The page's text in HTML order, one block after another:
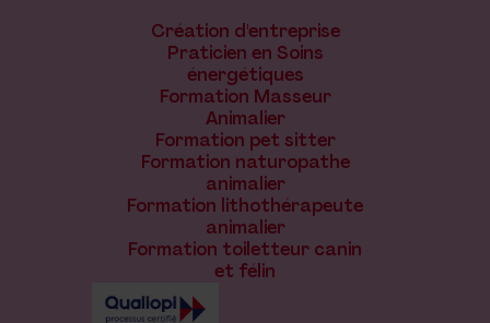
Création d'entreprise
Praticien en Soins
énergétiques
Formation Masseur
Animalier
Formation pet sitter
Formation naturopathe
animalier
Formation lithothérapeute
animalier
Formation toiletteur canin
et félin